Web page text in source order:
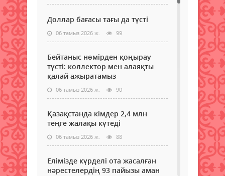
Доллар бағасы тағы да түсті
06 тамыз 2026 ж. 99
Бейтаныс нөмірден қоңырау
түсті: коллектор мен алаяқты
қалай ажыратамыз
06 тамыз 2026 ж. 90
Қазақстанда кімдер 2,4 млн
теңге жалақы күтеді
06 тамыз 2026 ж. 88
Елімізде күрделі ота жасалған
нәрестелердің 93 пайызы аман